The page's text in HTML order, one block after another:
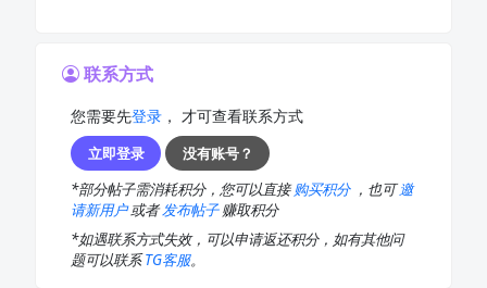
联系方式
您需要先登录 ， 才可查看联系方式
立即登录
没有账号？
*部分帖子需消耗积分，您可以直接购买积分 ，也可邀
请新用户或者发布帖子赚取积分
*如遇联系方式失效，可以申请返还积分，如有其他问
题可以联系TG客服。